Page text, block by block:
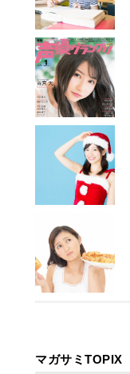
マガサミTOPIX